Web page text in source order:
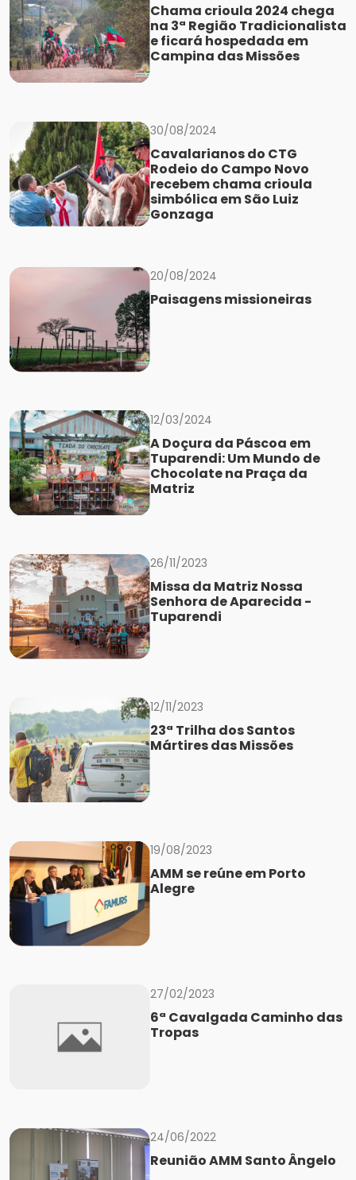
Chama crioula 2024 chega
na 3ª Região Tradicionalista
e ficará hospedada em
Campina das Missões
30/08/2024
Cavalarianos do CTG
Rodeio do Campo Novo
recebem chama crioula
simbólica em São Luiz
Gonzaga
20/08/2024
Paisagens missioneiras
12/03/2024
A Doçura da Páscoa em
Tuparendi: Um Mundo de
Chocolate na Praça da
Matriz
26/11/2023
Missa da Matriz Nossa
Senhora de Aparecida -
Tuparendi
12/11/2023
23ª Trilha dos Santos
Mártires das Missões
19/08/2023
AMM se reúne em Porto
Alegre
27/02/2023
6ª Cavalgada Caminho das
Tropas
24/06/2022
Reunião AMM Santo Ângelo